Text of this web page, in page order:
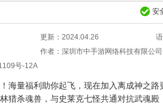
安
更新： 2024.04.26
作者： 深圳市中手游网络科技有限公司
号-12A
海量福利助你起飞，现在加入离成神之
猎杀魂兽，与史莱克七怪共通对抗武魂